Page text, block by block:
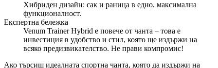
Хибриден дизайн: сак и раница в едно, максимална
функционалност.
Експертна бележка
Venum Trainer Hybrid е повече от чанта – това е
инвестиция в удобство и стил, която ще издържи на
всяко предизвикателство. Не прави компромис!
Ако търсиш идеалната спортна чанта, която да издържи на